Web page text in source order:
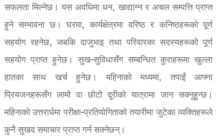
सफलता मिल्नेछ। यस अवधिमा धन, खाद्यान्न र अचल सम्पत्ति प्राप्त
हुने सम्भावना छ। घरमा, कार्यक्षेत्रमा वरिष्ठ र कनिष्ठहरूको पूर्ण
सहयोग रहनेछ, जबकि दाजुभाइ तथा परिवारका सदस्यहरूको पूर्ण
सहयोग प्राप्त हुनेछ। सुख-सुविधासँग सम्बन्धित कुराहरूमा खुल्ला
हातका साथ खर्च हुनेछ। महिनाको मध्यमा, तपाईं आफ्ना
प्रियजनहरूसँग लामो वा छोटो दूरीको यात्रामा जान सक्नुहुन्छ।
महिनाको उत्तरार्धमा परीक्षा-प्रतियोगिताको तयारीमा जुटेका व्यक्तिहरूले
कुनै सुखद समाचार प्राप्त गर्न सक्नेछन्।